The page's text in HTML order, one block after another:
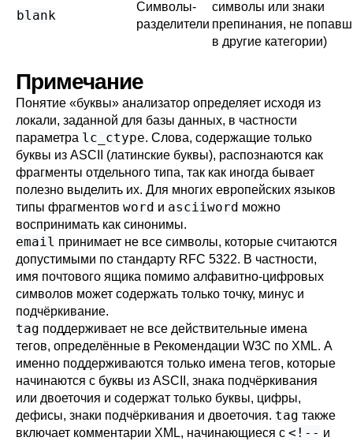
blank
Символы-
разделители
символы или знаки
препинания, не
в другие категории)
Примечание
Понятие «буквы» анализатор определяет исходя из
локали, заданной для базы данных, в частности
параметра lc_ctype. Слова, содержащие только
буквы из ASCII (латинские буквы), распознаются как
фрагменты отдельного типа, так как иногда бывает
полезно выделить их. Для многих европейских языков
типы фрагментов word и asciiword можно
воспринимать как синонимы.
email принимает не все символы, которые считаются
допустимыми по стандарту RFC 5322. В частности,
имя почтового ящика помимо алфавитно-цифровых
символов может содержать только точку, минус и
подчёркивание.
tag поддерживает не все действительные имена
тегов, определённые в Рекомендации W3C по XML. А
именно поддерживаются только имена тегов, которые
начинаются с буквы из ASCII, знака подчёркивания
или двоеточия и содержат только буквы, цифры,
дефисы, знаки подчёркивания и двоеточия. tag также
включает комментарии XML, начинающиеся с <!-- и